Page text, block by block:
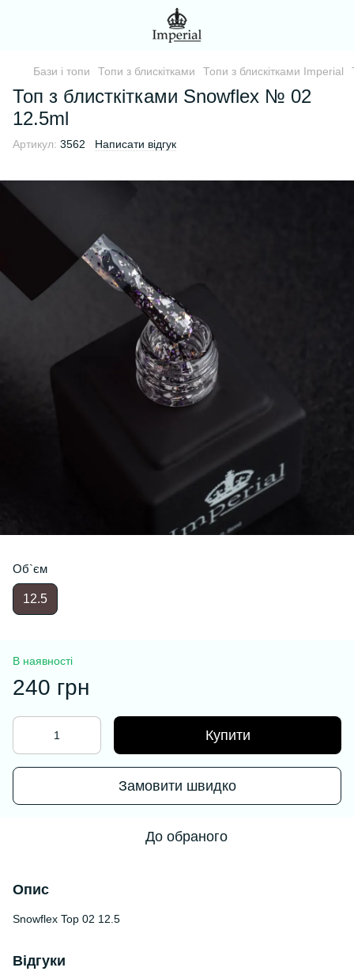
Бази і топи Топи з блискітками Топи з блискітками Imperial
Топ з блисткітками Snowflex № 02
12.5ml
Артикул: 3562 Написати відгук
Об`єм
12.5
В наявності
240 грн
Купити
Замовити швидко
До обраного
Опис
Snowflex Top 02 12.5
Відгуки